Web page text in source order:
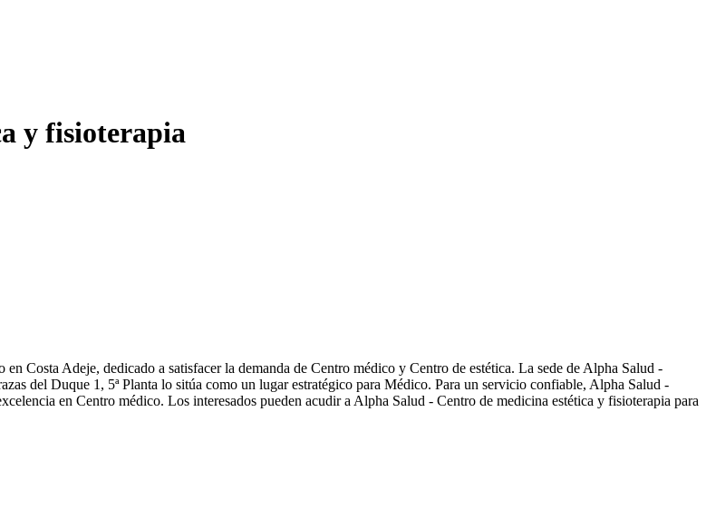
y fisioterapia
Costa Adeje, dedicado a satisfacer la demanda de Centro médico y Centro de estética. La sede de Alpha Salud -
del Duque 1, 5ª Planta lo sitúa como un lugar estratégico para Médico. Para un servicio confiable, Alpha Salud -
en Centro médico. Los interesados pueden acudir a Alpha Salud - Centro de medicina estética y fisioterapia para